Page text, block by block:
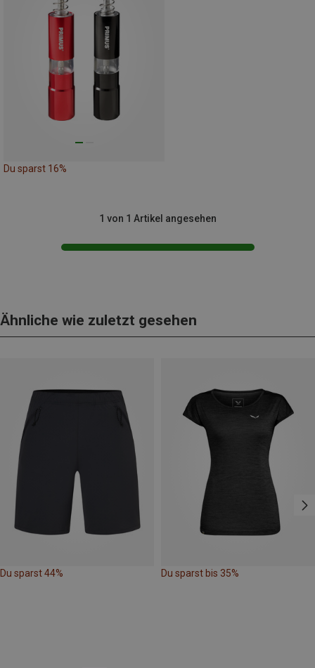
Du sparst 16%
1 von 1 Artikel angesehen
Ähnliche wie zuletzt gesehen
Du sparst 44% Du sparst bis 35%